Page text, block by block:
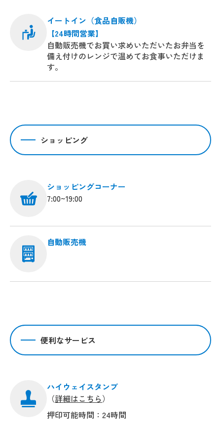
イートイン（食品自販機）
【24時間営業】
自動販売機でお買い求めいただいたお弁当を
備え付けのレンジで温めてお食事いただけま
す。
ショッピング
ショッピングコーナー
7:00~19:00
自動販売機
便利なサービス
ハイウェイスタンプ
（詳細はこちら）
押印可能時間：24時間